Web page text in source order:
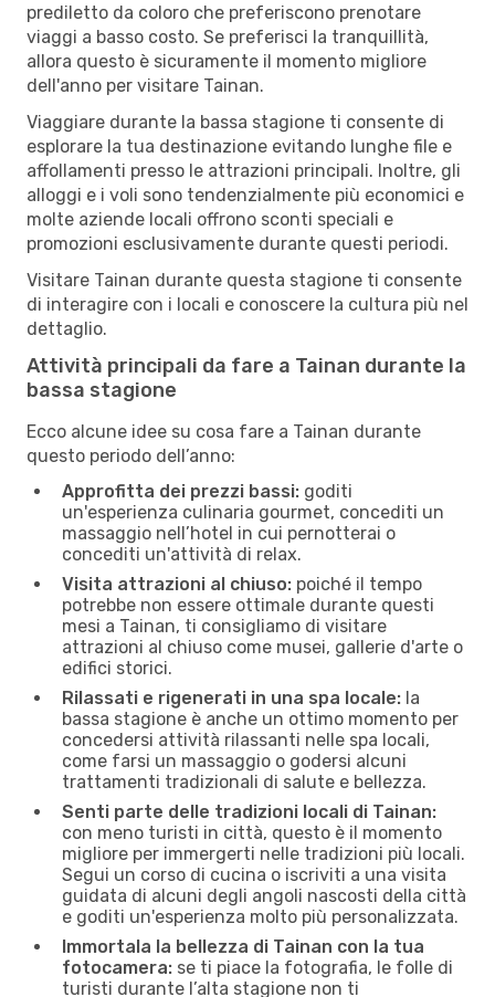
prediletto da coloro che preferiscono prenotare
viaggi a basso costo. Se preferisci la tranquillità,
allora questo è sicuramente il momento migliore
dell'anno per visitare Tainan.
Viaggiare durante la bassa stagione ti consente di
esplorare la tua destinazione evitando lunghe file e
affollamenti presso le attrazioni principali. Inoltre, gli
alloggi e i voli sono tendenzialmente più economici e
molte aziende locali offrono sconti speciali e
promozioni esclusivamente durante questi periodi.
Visitare Tainan durante questa stagione ti consente
di interagire con i locali e conoscere la cultura più nel
dettaglio.
Attività principali da fare a Tainan durante la
bassa stagione
Ecco alcune idee su cosa fare a Tainan durante
questo periodo dell’anno:
Approfitta dei prezzi bassi: goditi
un'esperienza culinaria gourmet, concediti un
massaggio nell’hotel in cui pernotterai o
concediti un'attività di relax.
Visita attrazioni al chiuso: poiché il tempo
potrebbe non essere ottimale durante questi
mesi a Tainan, ti consigliamo di visitare
attrazioni al chiuso come musei, gallerie d'arte o
edifici storici.
Rilassati e rigenerati in una spa locale: la
bassa stagione è anche un ottimo momento per
concedersi attività rilassanti nelle spa locali,
come farsi un massaggio o godersi alcuni
trattamenti tradizionali di salute e bellezza.
Senti parte delle tradizioni locali di Tainan:
con meno turisti in città, questo è il momento
migliore per immergerti nelle tradizioni più locali.
Segui un corso di cucina o iscriviti a una visita
guidata di alcuni degli angoli nascosti della città
e goditi un'esperienza molto più personalizzata.
Immortala la bellezza di Tainan con la tua
fotocamera: se ti piace la fotografia, le folle di
turisti durante l’alta stagione non ti